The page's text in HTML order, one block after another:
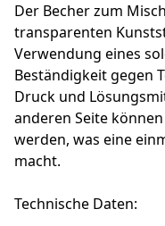
Der Becher zum
transparenten
Verwendung eines
Beständigkeit gegen
Druck und
anderen Seite
werden, was eine
macht.
Technische Daten: